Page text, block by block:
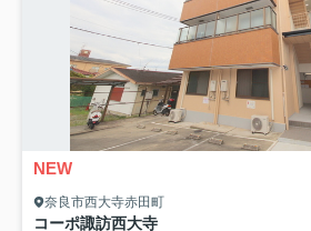
NEW
奈良市西大寺赤田町
コーポ諏訪西大寺